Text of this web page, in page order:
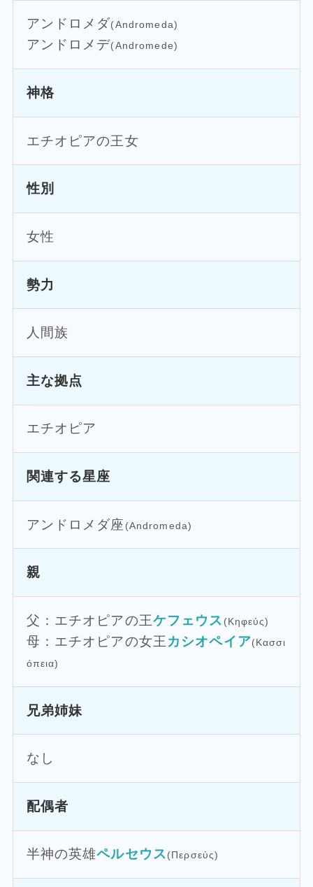
アンドロメダ(Andromeda)
アンドロメデ(Andromede)
神格
エチオピアの王女
性別
女性
勢力
人間族
主な拠点
エチオピア
関連する星座
アンドロメダ座 (Andromeda)
親
父：エチオピアの王ケフェウス (Κηφεύς)
母：エチオピアの女王カシオペイア(Κασσι
όπεια)
兄弟姉妹
なし
配偶者
半神の英雄ペルセウス(Περσεύς)